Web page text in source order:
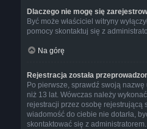
Dlaczego nie mogę się
Być może właściciel witryny
pomocy skontaktuj się z
Na górę
Rejestracja została
Po pierwsze, sprawdź swoją
niż 13 lat. Wówczas należy
rejestracji przez osobę rejestrującą
wiadomość do ciebie nie dotarła,
skontaktować się z administratorem.